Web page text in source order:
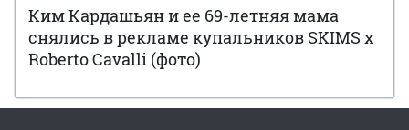
Ким Кардашьян и ее 69-летняя мама
снялись в рекламе купальников SKIMS x
Roberto Cavalli (фото)